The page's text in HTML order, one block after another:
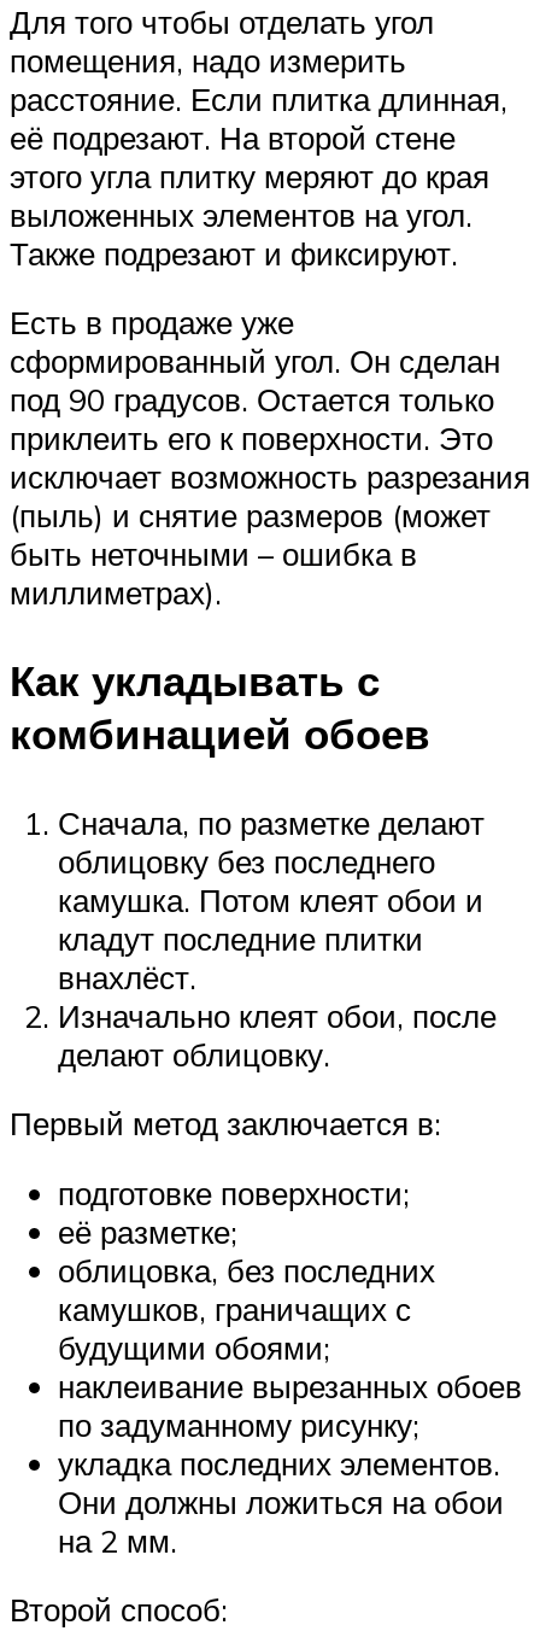
Для того чтобы отделать угол
помещения, надо измерить
расстояние. Если плитка длинная,
её подрезают. На второй стене
этого угла плитку меряют до края
выложенных элементов на угол.
Также подрезают и фиксируют.
Есть в продаже уже
сформированный угол. Он сделан
под 90 градусов. Остается только
приклеить его к поверхности. Это
исключает возможность разрезания
(пыль) и снятие размеров (может
быть неточными – ошибка в
миллиметрах).
Как укладывать с
комбинацией обоев
Сначала, по разметке делают
облицовку без последнего
камушка. Потом клеят обои и
кладут последние плитки
внахлёст.
Изначально клеят обои, после
делают облицовку.
Первый метод заключается в:
подготовке поверхности;
её разметке;
облицовка, без последних
камушков, граничащих с
будущими обоями;
наклеивание вырезанных обоев
по задуманному рисунку;
укладка последних элементов.
Они должны ложиться на обои
на 2 мм.
Второй способ: